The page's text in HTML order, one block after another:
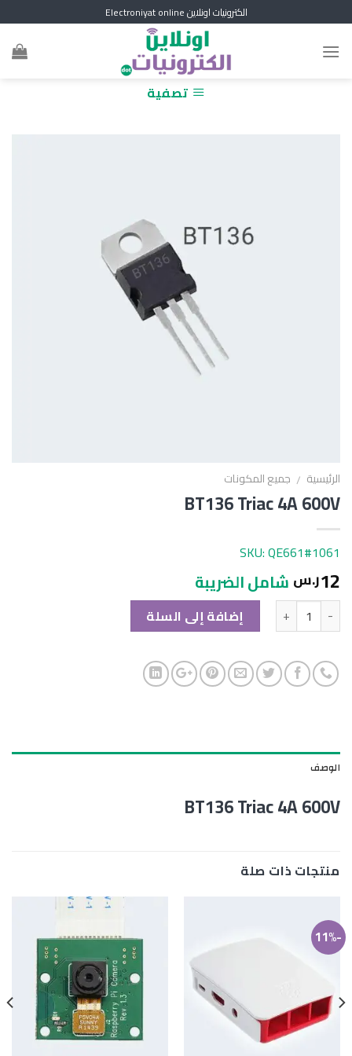
to
content
الكترونيات اونلاين Electroniyat online
تصفية
الرئيسية / جميع المكونات
BT136 Triac 4A 600V
SKU: QE661#1061
12ر.س شامل الضريبة
الكمية إضافة إلى السلة
الوصف
BT136 Triac 4A 600V
منتجات ذات صلة
-11%